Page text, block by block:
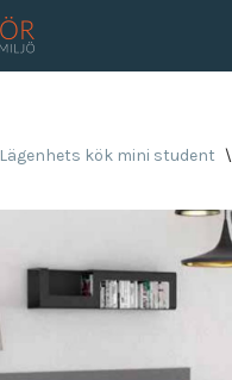
Lägenhets kök mini student \